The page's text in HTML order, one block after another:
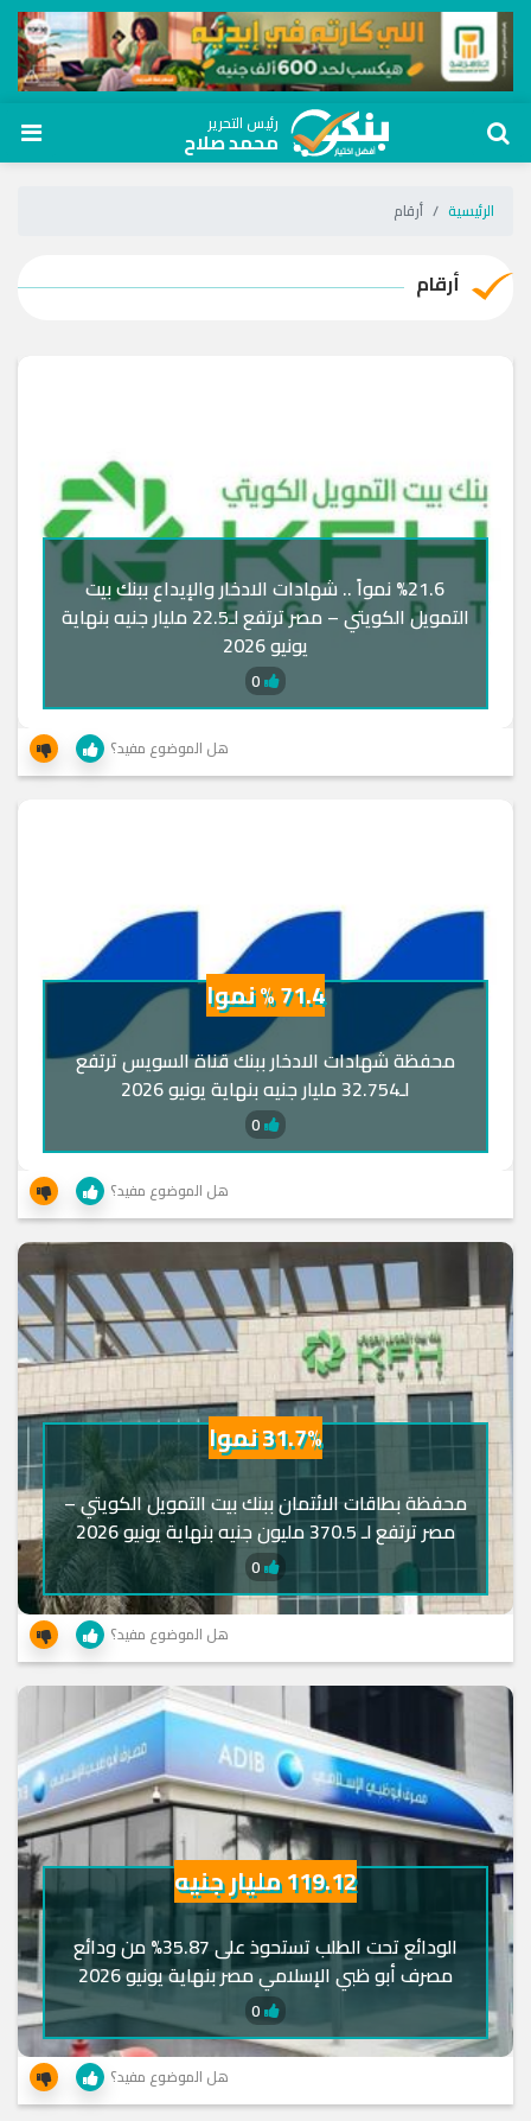
رئيس التحرير
محمد صلاح
الرئيسية أرقام
أرقام
%21.6 نمواً .. شهادات الادخار والإيداع ببنك بيت
التمويل الكويتي – مصر ترتفع لـ22.5 مليار جنيه بنهاية
يونيو 2026
هل الموضوع مفيد؟
71.4 % نموا
محفظة شهادات الادخار ببنك قناة السويس ترتفع
لـ32.754 مليار جنيه بنهاية يونيو 2026
هل الموضوع مفيد؟
31.7% نموا
محفظة بطاقات الائتمان ببنك بيت التمويل الكويتي –
مصر ترتفع لـ 370.5 مليون جنيه بنهاية يونيو 2026
هل الموضوع مفيد؟
119.12 مليار جنيه
الودائع تحت الطلب تستحوذ على 35.87% من ودائع
مصرف أبو ظبي الإسلامي مصر بنهاية يونيو 2026
هل الموضوع مفيد؟